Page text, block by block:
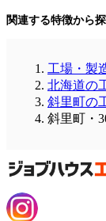
関連する特徴から
工場・製
北海道の
斜里町の
斜里町・